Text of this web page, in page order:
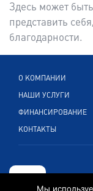
Здесь может
представить
благодарности.
О КОМПАНИИ
НАШИ УСЛУГИ
ФИНАНСИРОВАНИЕ
КОНТАКТЫ
Мы